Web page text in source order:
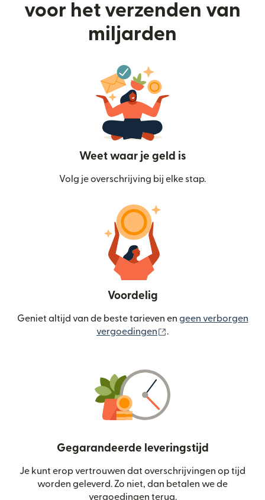
voor het verzenden van
miljarden
Weet waar je geld is
Volg je overschrijving bij elke stap.
Voordelig
Geniet altijd van de beste tarieven en geen verborgen
vergoedingen
.
Gegarandeerde leveringstijd
Je kunt erop vertrouwen dat overschrijvingen op tijd
worden geleverd. Zo niet, dan betalen we de
vergoedingen terug.